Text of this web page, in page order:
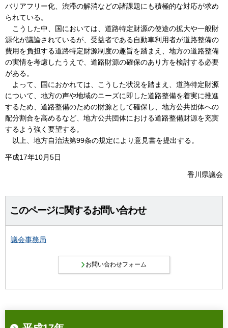
バリアフリー化、渋滞の解消などの諸課題にも積極的な対応が求め
られている。
こうした中、国においては、道路特定財源の使途の拡大や一般財
源化が議論されているが、受益者である自動車利用者が道路整備の
費用を負担する道路特定財源制度の趣旨を踏まえ、地方の道路整備
の実情を考慮したうえで、道路財源の確保のあり方を検討する必要
がある。
よって、国におかれては、こうした状況を踏まえ、道路特定財源
について、地方の声や地域のニーズに即した道路整備を着実に推進
するため、道路整備のための財源として確保し、地方公共団体への
配分割合を高めるなど、地方公共団体における道路整備財源を充実
するよう強く要望する。
以上、地方自治法第99条の規定により意見書を提出する。
平成17年10月5日
香川県議会
このページに関するお問い合わせ
議会事務局